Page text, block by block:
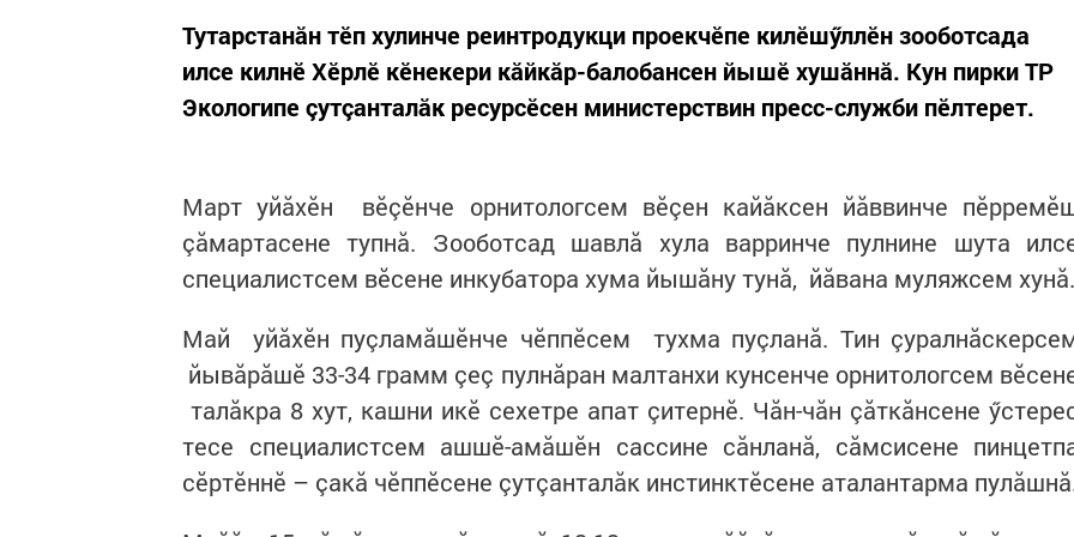
Тутарстанăн тӗп хулинче реинтродукци проекчӗпе килӗшӳллӗн зооботсада
илсе килнӗ Хӗрлӗ кӗнекери кăйкăр-балобансен йышӗ хушăннă. Кун пирки ТР
Экологипе çутçанталăк ресурсӗсен министерствин пресс-служби пӗлтерет.
Март уйăхӗн вӗçӗнче орнитологсем вӗçен кайăксен йăввинче
çăмартасене тупнă. Зооботсад шавлă хула варринче пулнине шута
специалистсем вӗсене инкубатора хума йышăну тунă, йăвана муляжсем хунă.
Май уйăхӗн пуçламăшӗнче чӗппӗсем тухма пуçланă. Тин
йывăрăшӗ 33-34 грамм çеç пулнăран малтанхи кунсенче орнитологсем
талăкра 8 хут, кашни икӗ сехетре апат çитернӗ. Чăн-чăн çăткăнсене
тесе специалистсем ашшӗ-амăшӗн сассине сăнланă, сăмсисене
сӗртӗннӗ – çакă чӗппӗсене çутçанталăк инстинктӗсене аталантарма